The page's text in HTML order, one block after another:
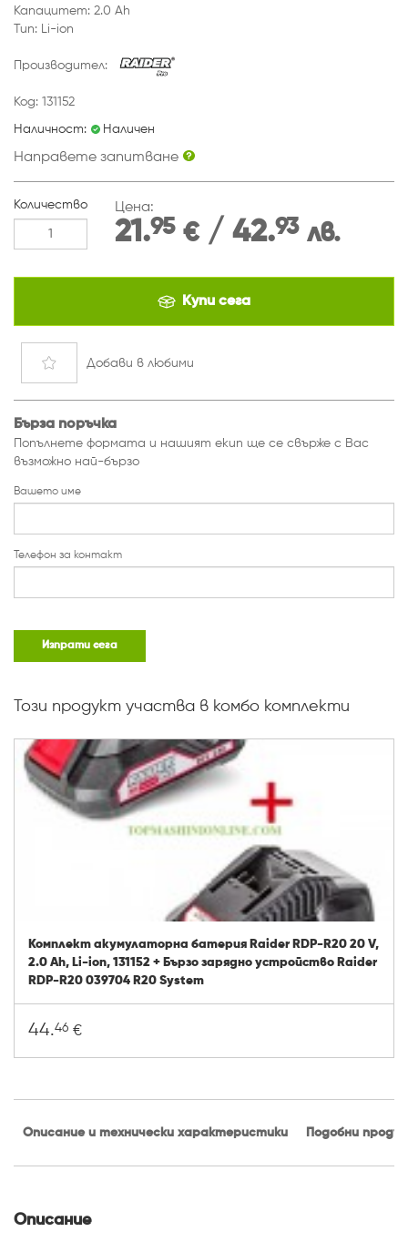
Капацитет: 2.0 Ah
Тип: Li-ion
Производител:
Код: 131152
Наличност: Наличен
Направете запитване
Количество Цена:
21.95 €/ 42.93 лв.
Купи сега
Добави в любими
Бърза поръчка
Попълнете формата и нашият екип ще се свърже с Вас
възможно най-бързо
Вашето име
Телефон за контакт
Изпрати сега
Този продукт участва в комбо комплекти
Комплект акумулаторна батерия Raider RDP-R20 20 V,
2.0 Ah, Li-ion, 131152 + Бързо зарядно устройство Raider
RDP-R20 039704 R20 System
44.46 €
Описание и технически характеристики Подобни
Описание